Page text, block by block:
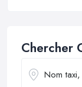
Chercher